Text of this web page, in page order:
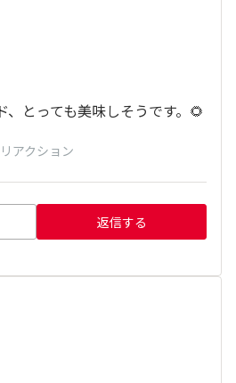
とっても美味しそうです。🌻
アクション
返信する